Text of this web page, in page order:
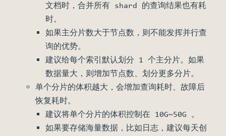
文档时，合并所有 shard 的查询结果也有耗
时。
如果主分片数大于节点数，则不能发挥并行查
询的优势。
建议给每个索引默认划分 1 个主分片。如果
数据量大，则增加节点数、划分更多分片。
单个分片的体积越大，会增加查询耗时、故障后
恢复耗时。
建议将单个分片的体积控制在 10G~50G 。
如果要存储海量数据，比如日志，建议每天创